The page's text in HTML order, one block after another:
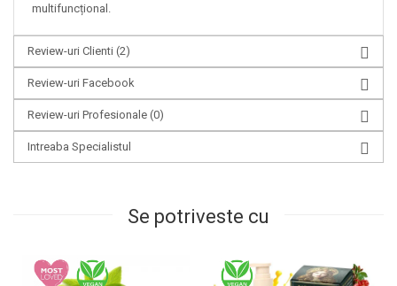
multifuncțional.
Review-uri Clienti (2)
Review-uri Facebook
Review-uri Profesionale (0)
Intreaba Specialistul
Se potriveste cu